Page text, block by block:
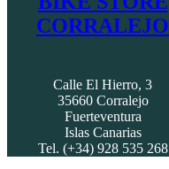
CORRALEJO
Calle El Hierro, 3
35660 Corralejo
Fuerteventura
Islas Canarias
Tel. (+34) 928 535 268